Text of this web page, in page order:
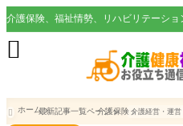

 ホーム最新記事一覧ページ介護保険 介護経営・運営